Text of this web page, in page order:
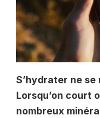
S’hydrater ne se
Lorsqu’on court
nombreux